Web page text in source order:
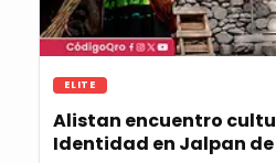
ELITE
Alistan encuentro
Identidad en Jalpan de